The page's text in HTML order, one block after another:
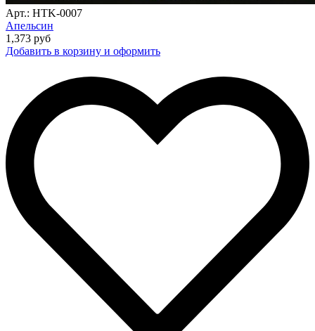
Арт.: HTK-0007
Апельсин
1,373 руб
Добавить в корзину и оформить